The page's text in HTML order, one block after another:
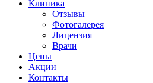
Клиника
Отзывы
Фотогалерея
Лицензия
Врачи
Цены
Акции
Контакты